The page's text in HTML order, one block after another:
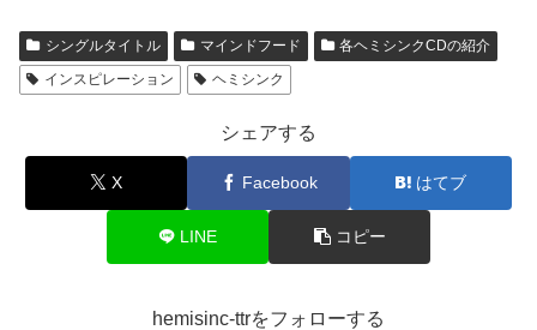
シングルタイトル マインドフード
各ヘミシンクCDの紹介
インスピレーション
ヘミシンク
シェアする
X Facebook はてブ
LINE コピー
hemisinc-ttrをフォローする